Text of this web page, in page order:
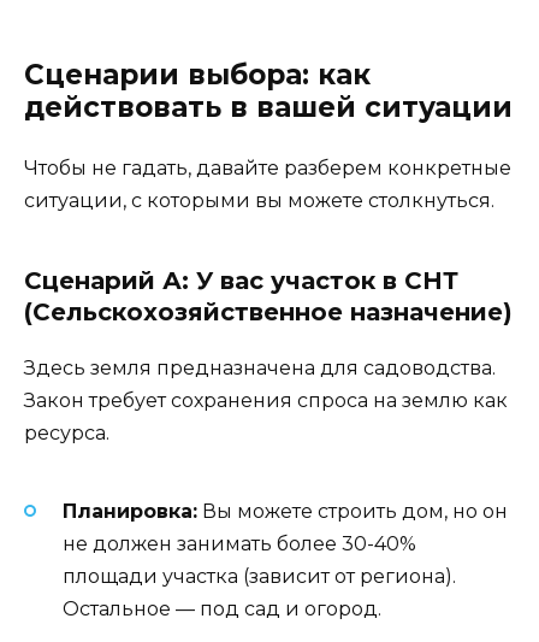
Сценарии выбора: как
действовать в вашей ситуации
Чтобы не гадать, давайте разберем конкретные
ситуации, с которыми вы можете столкнуться.
Сценарий А: У вас участок в СНТ
(Сельскохозяйственное назначение)
Здесь земля предназначена для садоводства.
Закон требует сохранения спроса на землю как
ресурса.
Планировка: Вы можете строить дом, но он
не должен занимать более 30-40%
площади участка (зависит от региона).
Остальное — под сад и огород.